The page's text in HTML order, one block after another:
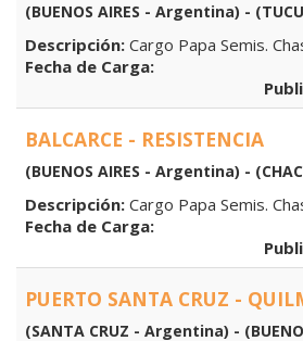
(BUENOS AIRES - Argentina) -
Descripción: Cargo Papa Semis.
Fecha de Carga:
BALCARCE - RESISTENCIA
(BUENOS AIRES - Argentina) -
Descripción: Cargo Papa Semis.
Fecha de Carga:
PUERTO SANTA CRUZ -
(SANTA CRUZ - Argentina) -